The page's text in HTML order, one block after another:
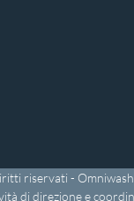
riservati - Omniwash
di direzione e